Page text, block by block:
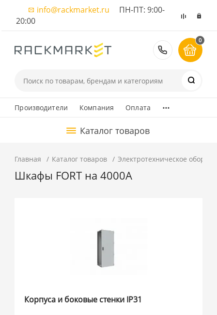
info@rackmarket.ru ПН-ПТ: 9:00-
20:00
8 (495)
0
Производители Компания Оплата ...
Каталог товаров
Главная Каталог товаров Электротехническое
Шкафы FORT на 4000А
Корпуса и боковые стенки IP31